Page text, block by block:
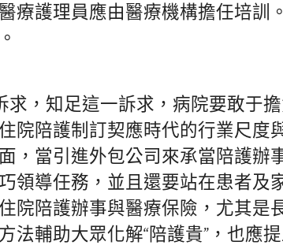
療護理員應由醫療機構擔任培訓
求，知足這一訴求，病院要敢于
院陪護制訂契應時代的行業尺度
，當引進外包公司來承當陪護辦
領導任務，並且還要站在患者及
院陪護辦事與醫療保險，尤其是
法輔助大眾化解“陪護貴”，也應